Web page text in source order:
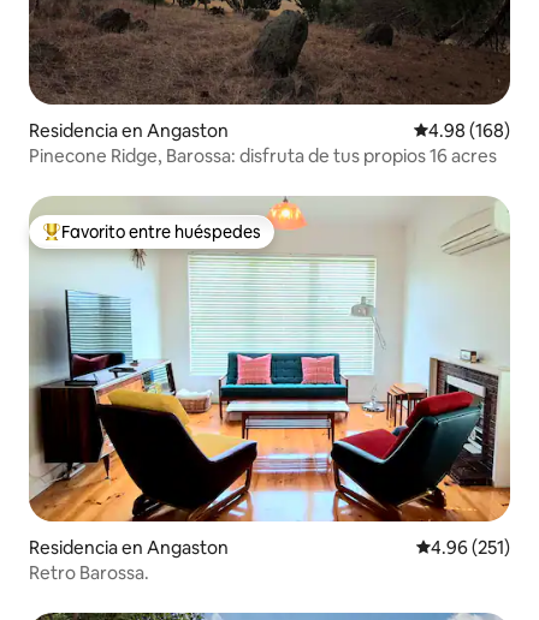
Residencia en Angaston Calificación
4.98 (168)
Pinecone Ridge, Barossa: disfruta de tus propios 16 acres
De los mejores en Favorito entre huéspedes
Favorito entre huéspedes
Residencia en Angaston Calificación
4.96 (251)
Retro Barossa.